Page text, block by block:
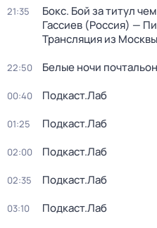
21:35
Бокс. Бой за титул
Гассиев (Россия) —
Трансляция из Москвы
22:50 Белые ночи
00:40 Подкаст.Лаб
01:25 Подкаст.Лаб
02:00 Подкаст.Лаб
02:35 Подкаст.Лаб
03:10 Подкаст.Лаб